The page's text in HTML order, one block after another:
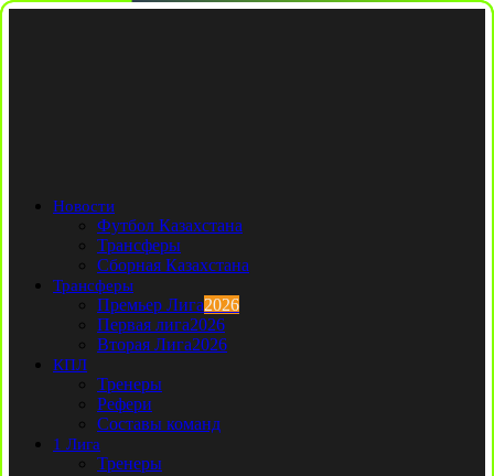
Новости
Футбол Казахстана
Трансферы
Сборная Казахстана
Трансферы
Премьер Лига2026
Первая лига2026
Вторая Лига2026
КПЛ
Тренеры
Рефери
Составы команд
1 Лига
Тренеры